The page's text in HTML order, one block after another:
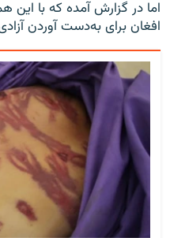
اما در گزارش آمده که با این
افغان برای به‌دست آوردن